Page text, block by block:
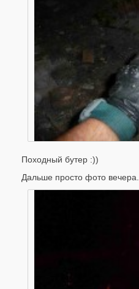
Походный бутер :))
Дальше просто фото вечера.